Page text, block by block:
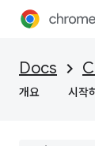
Docs
개요 시작